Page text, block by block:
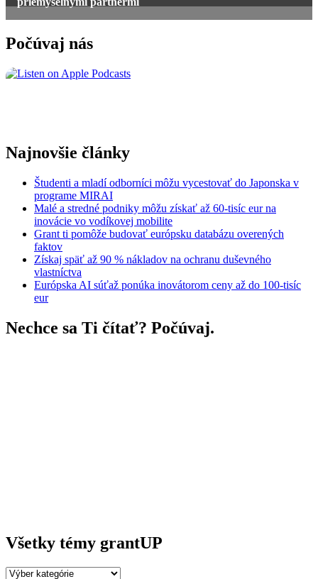
Počúvaj nás
Najnovšie články
Študenti a mladí odborníci môžu vycestovať do Japonska v
programe MIRAI
Malé a stredné podniky môžu získať až 60-tisíc eur na
inovácie vo vodíkovej mobilite
Grant ti pomôže budovať európsku databázu overených
faktov
Získaj späť až 90 % nákladov na ochranu duševného
vlastníctva
Európska AI súťaž ponúka inovátorom ceny až do 100-tisíc
eur
Nechce sa Ti čítať? Počúvaj.
Všetky témy grantUP
Všetky